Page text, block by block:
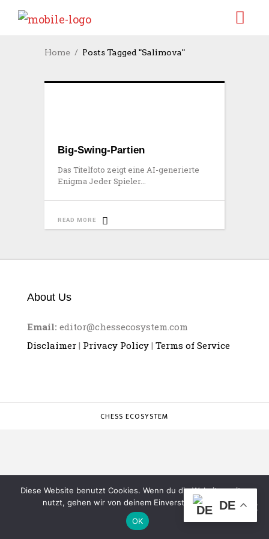
Home Posts Tagged "Salimova"
Big-Swing-Partien
Das Titelfoto zeigt eine AI-generierte
Enigma Jeder Spieler
READ MORE
About Us
Email: editor@chessecosystem.com
Disclaimer | Privacy Policy | Terms of Service
CHESS ECOSYSTEM
DE
Diese Website benutzt Cookies. Wenn du die Website weiter
nutzt, gehen wir von deinem Einverständnis aus.
OK